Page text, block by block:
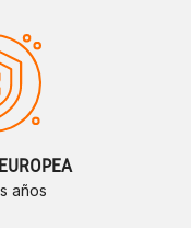
años